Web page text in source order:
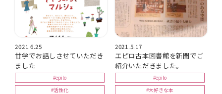
2021.6.25
廿学でお話しさせていただき
ました
#epilo
#活性化
2021.5.17
エピロ古本図書館を新聞でご
紹介いただきました。
#epilo
#大好きな本